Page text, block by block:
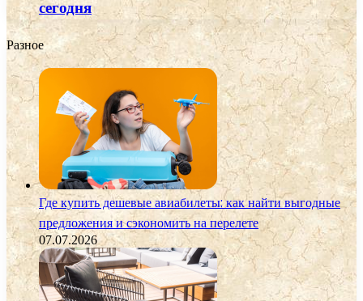
сегодня
Разное
Где купить дешевые авиабилеты: как найти выгодные
предложения и сэкономить на перелете
07.07.2026